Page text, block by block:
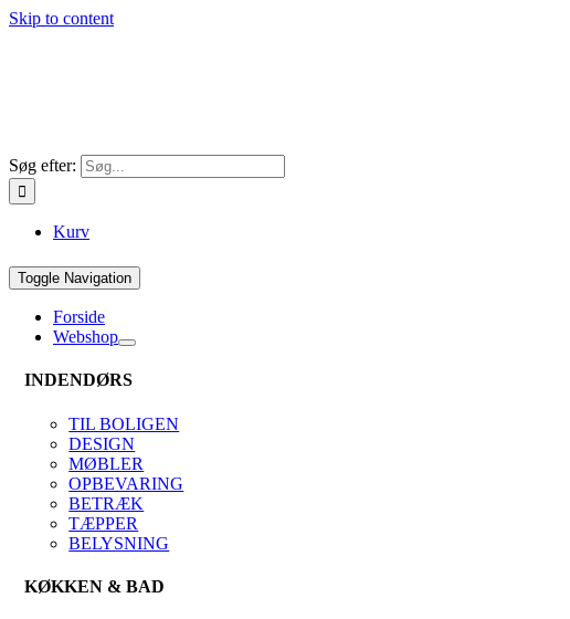
Skip to content
Søg efter:
Kurv
Toggle Navigation
Forside
Webshop
INDENDØRS
TIL BOLIGEN
DESIGN
MØBLER
OPBEVARING
BETRÆK
TÆPPER
BELYSNING
KØKKEN & BAD